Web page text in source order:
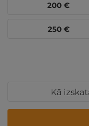
200 €
250 €
Kā